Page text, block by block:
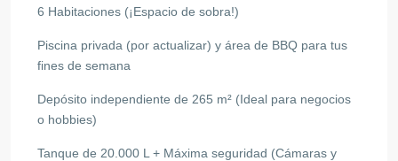
6 Habitaciones (¡Espacio de sobra!)
Piscina privada (por actualizar) y área de BBQ para tus
fines de semana
Depósito independiente de 265 m² (Ideal para negocios
o hobbies)
Tanque de 20.000 L + Máxima seguridad (Cámaras y